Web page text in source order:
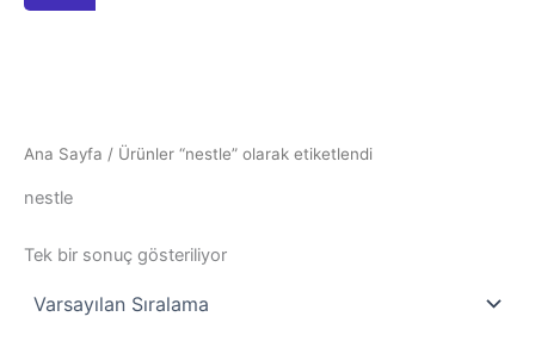
Ana Sayfa / Ürünler “nestle” olarak etiketlendi
nestle
Tek bir sonuç gösteriliyor